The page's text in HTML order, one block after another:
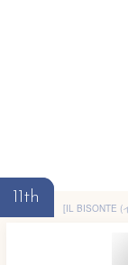
11th